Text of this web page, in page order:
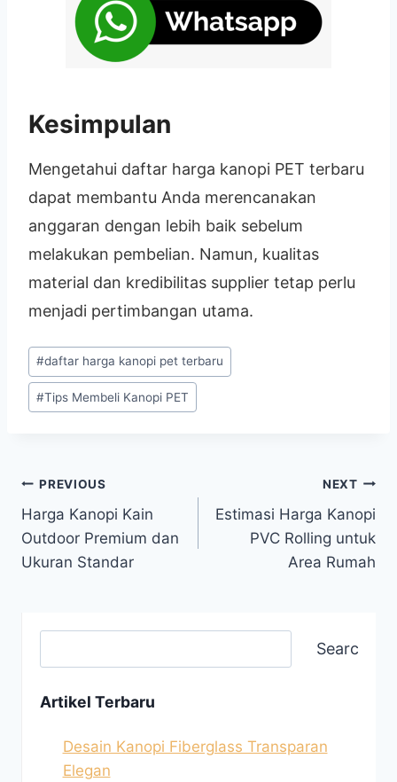
Kesimpulan
Mengetahui daftar harga kanopi PET terbaru
dapat membantu Anda merencanakan
anggaran dengan lebih baik sebelum
melakukan pembelian. Namun, kualitas
material dan kredibilitas supplier tetap perlu
menjadi pertimbangan utama.
#daftar harga kanopi pet terbaru
#Tips Membeli Kanopi PET
PREVIOUS
Harga Kanopi Kain
Outdoor Premium dan
Ukuran Standar
NEXT
Estimasi Harga Kanopi
PVC Rolling untuk
Area Rumah
Search
Artikel Terbaru
Desain Kanopi Fiberglass Transparan
Elegan